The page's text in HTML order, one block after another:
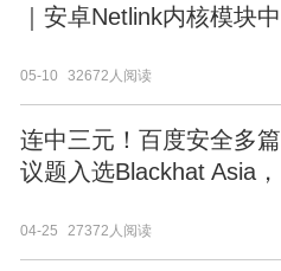
｜安卓Netlink内核模块中
05-10 32672人阅读
连中三元！百度安全多篇
议题入选Blackhat Asia，
04-25 27372人阅读